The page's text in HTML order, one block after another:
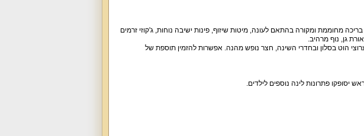
בריכה מחוממת ומקורה בהתאם לעונה, מיטות שיזוף, פינות ישיבה נוחות, ג'קוזי זרמים
גן, נוף מרהיב.
הוט בסלון ובחדרי השינה, חצר נופש מהנה. אפשרות להזמין תוספת של
יסופקו פתרונות לינה נוספים לילדים.